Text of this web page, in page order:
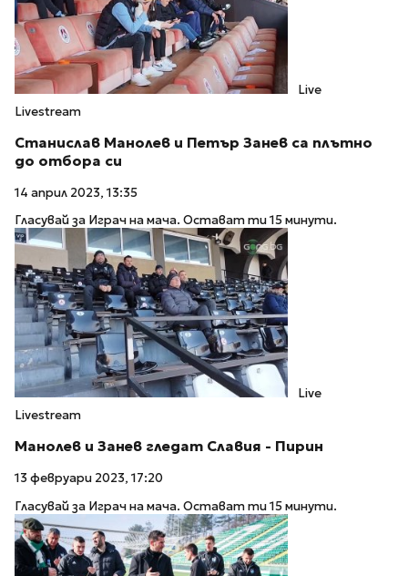
Live
Livestream
Станислав Манолев и Петър Занев са плътно
до отбора си
14 април 2023, 13:35
Гласувай за Играч на мача. Остават ти 15 минути.
Live
Livestream
Манолев и Занев гледат Славия - Пирин
13 февруари 2023, 17:20
Гласувай за Играч на мача. Остават ти 15 минути.